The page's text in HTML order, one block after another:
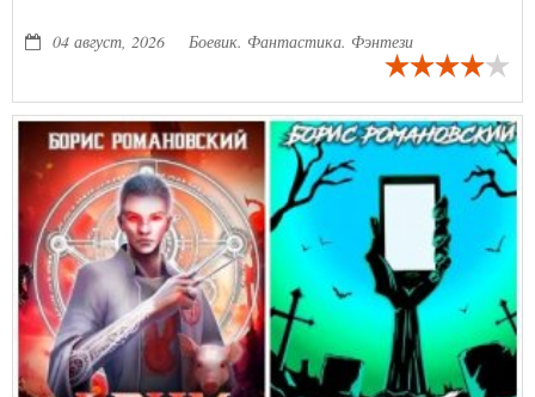
04 август, 2026
Боевик. Фантастика. Фэнтези